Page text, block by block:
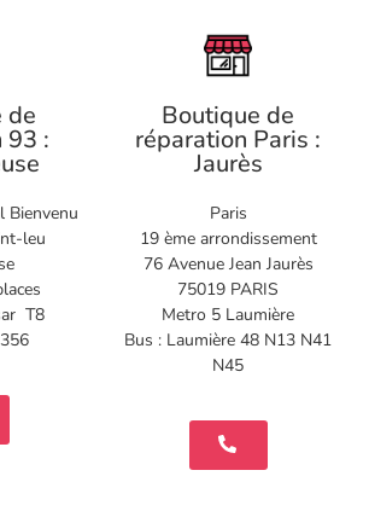
de
93 :
Bienvenu
leu
T8
Boutique de
réparation Paris :
Jaurès
Paris
19 ème arrondissement
76 Avenue Jean Jaurès
75019 PARIS
Metro 5 Laumière
Bus : Laumière 48 N13 N41
N45